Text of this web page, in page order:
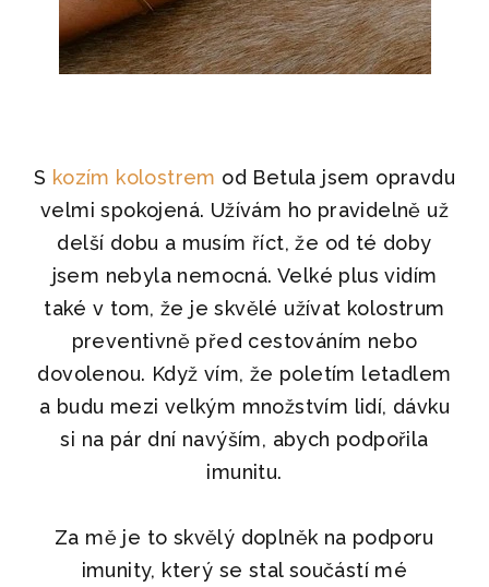
S kozím kolostrem od Betula jsem opravdu
velmi spokojená. Užívám ho pravidelně už
delší dobu a musím říct, že od té doby
jsem nebyla nemocná. Velké plus vidím
také v tom, že je skvělé užívat kolostrum
preventivně před cestováním nebo
dovolenou. Když vím, že poletím letadlem
a budu mezi velkým množstvím lidí, dávku
si na pár dní navýším, abych podpořila
imunitu.
Za mě je to skvělý doplněk na podporu
imunity, který se stal součástí mé